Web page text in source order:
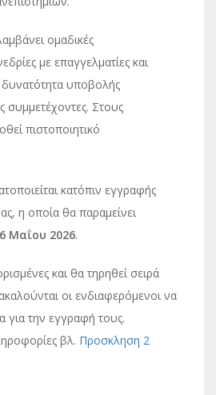
ομαδικές
με επαγγελματίες και
δυνατότητα υποβολής
Στους
πιστοποιητικό
κατόπιν εγγραφής
η οποία θα παραμείνει
Μαΐου 2026.
και θα τηρηθεί σειρά
οι ενδιαφερόμενοι να
για την εγγραφή τους.
βλ. Προσκληση 2